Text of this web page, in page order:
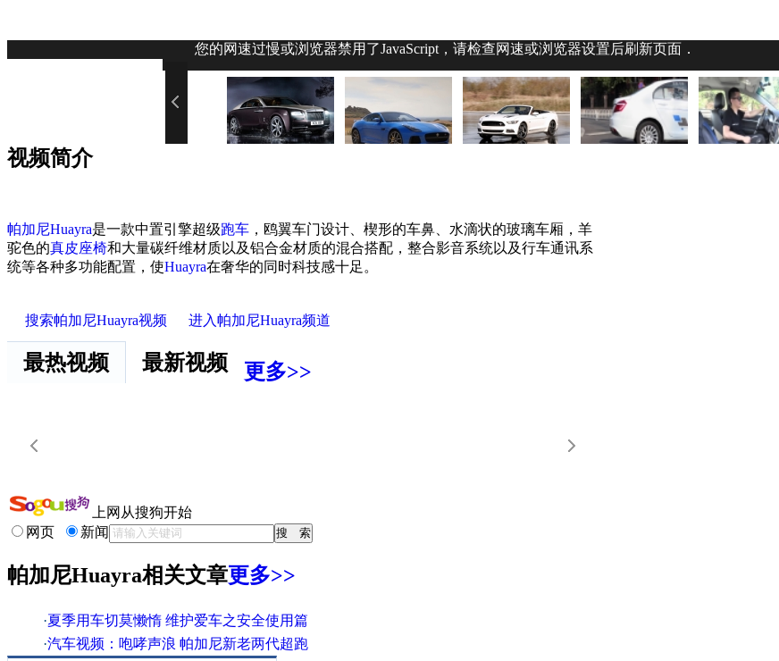
您的网速过慢或浏览器禁用了JavaScript，请检查网速或浏览器设置后刷新页面．
视频简介
帕加尼Huayra是一款中置引擎超级跑车 ，鸥翼车门设计、楔形的车鼻、水滴状的玻璃车厢，羊
驼色的真皮座椅和大量碳纤维材质以及铝合金材质的混合搭配，整合影音系统以及行车通讯系
统等各种多功能配置，使Huayra在奢华的同时科技感十足。
搜索帕加尼Huayra视频 进入帕加尼Huayra频道
最热视频 最新视频 更多>>
上网从搜狗开始
网页
新闻
帕加尼Huayra相关文章更多>>
·夏季用车切莫懒惰 维护爱车之安全使用篇
·汽车视频：咆哮声浪 帕加尼新老两代超跑